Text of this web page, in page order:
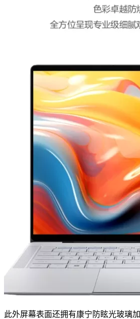
此外屏幕表面还拥有康宁防眩光玻璃